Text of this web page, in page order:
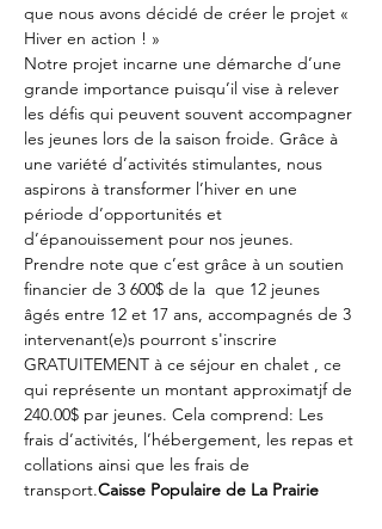
que nous avons décidé de créer le projet «
Hiver en action ! »
Notre projet incarne une démarche d’une
grande importance puisqu’il vise à relever
les défis qui peuvent souvent accompagner
les jeunes lors de la saison froide. Grâce à
une variété d’activités stimulantes, nous
aspirons à transformer l’hiver en une
période d’opportunités et
d’épanouissement pour nos jeunes.
Prendre note que c’est grâce à un soutien
financier de 3 600$ de la que 12 jeunes
âgés entre 12 et 17 ans, accompagnés de 3
intervenant(e)s pourront s'inscrire
GRATUITEMENT à ce séjour en chalet , ce
qui représente un montant approximatjf de
240.00$ par jeunes. Cela comprend: Les
frais d’activités, l’hébergement, les repas et
collations ainsi que les frais de
transport.Caisse Populaire de La Prairie